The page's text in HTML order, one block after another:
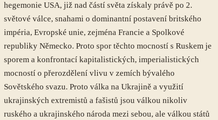
hegemonie USA, již nad částí světa získaly právě po 2.
světové válce, snahami o dominantní postavení britského
impéria, Evropské unie, zejména Francie a Spolkové
republiky Německo. Proto spor těchto mocností s Ruskem je
sporem a konfrontací kapitalistických, imperialistických
mocností o přerozdělení vlivu v zemích bývalého
Sovětského svazu. Proto válka na Ukrajině a využití
ukrajinských extremistů a fašistů jsou válkou nikoliv
ruského a ukrajinského národa mezi sebou, ale válkou států